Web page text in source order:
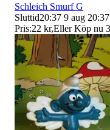
Schleich Smurf G
Sluttid20:37 9 aug 20:37
Pris:22 kr,Eller Köp nu